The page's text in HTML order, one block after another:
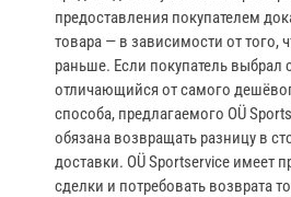
предоставления покупателем
товара — в зависимости от того,
раньше. Если покупатель выбрал
отличающийся от самого
способа, предлагаемого OÜ
обязана возвращать разницу в
доставки. OÜ Sportservice имеет
сделки и потребовать возврата